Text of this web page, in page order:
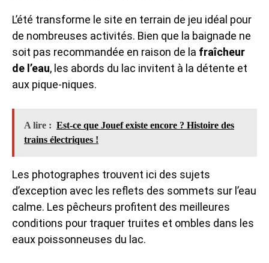
L’été transforme le site en terrain de jeu idéal pour
de nombreuses activités. Bien que la baignade ne
soit pas recommandée en raison de la fraîcheur
de l’eau, les abords du lac invitent à la détente et
aux pique-niques.
A lire : Est-ce que Jouef existe encore ? Histoire des
trains électriques !
Les photographes trouvent ici des sujets
d’exception avec les reflets des sommets sur l’eau
calme. Les pêcheurs profitent des meilleures
conditions pour traquer truites et ombles dans les
eaux poissonneuses du lac.